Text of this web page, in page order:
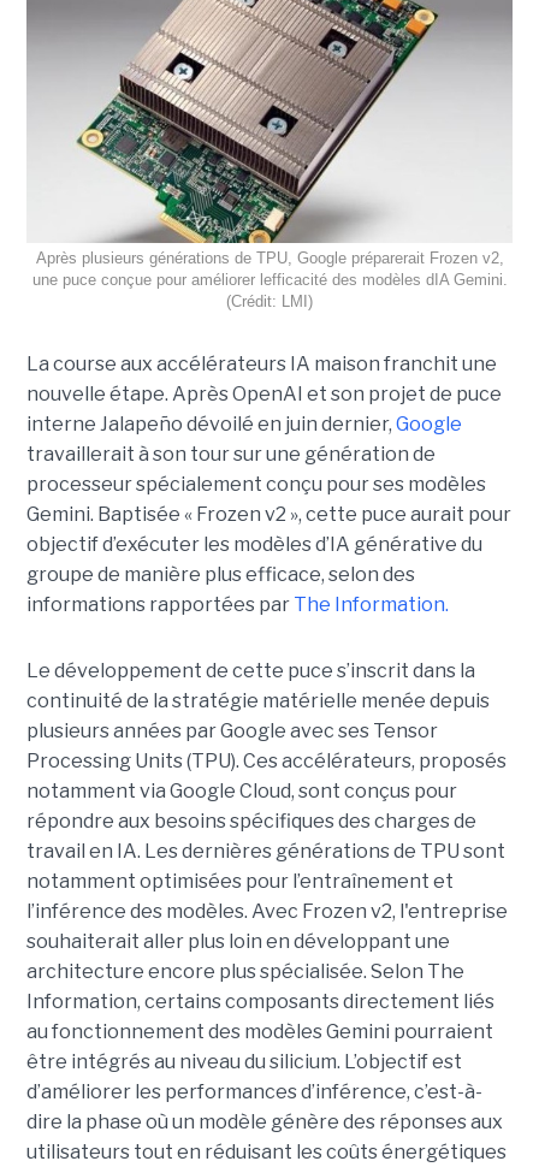
Après plusieurs générations de TPU, Google préparerait Frozen v2,
une puce conçue pour améliorer lefficacité des modèles dIA Gemini.
(Crédit: LMI)
La course aux accélérateurs IA maison franchit une
nouvelle étape. Après OpenAI et son projet de puce
interne Jalapeño dévoilé en juin dernier, Google
travaillerait à son tour sur une génération de
processeur spécialement conçu pour ses modèles
Gemini. Baptisée « Frozen v2 », cette puce aurait pour
objectif d’exécuter les modèles d’IA générative du
groupe de manière plus efficace, selon des
informations rapportées par The Information.
Le développement de cette puce s’inscrit dans la
continuité de la stratégie matérielle menée depuis
plusieurs années par Google avec ses Tensor
Processing Units (TPU). Ces accélérateurs, proposés
notamment via Google Cloud, sont conçus pour
répondre aux besoins spécifiques des charges de
travail en IA. Les dernières générations de TPU sont
notamment optimisées pour l’entraînement et
l’inférence des modèles. Avec Frozen v2, l'entreprise
souhaiterait aller plus loin en développant une
architecture encore plus spécialisée. Selon The
Information, certains composants directement liés
au fonctionnement des modèles Gemini pourraient
être intégrés au niveau du silicium. L’objectif est
d’améliorer les performances d’inférence, c’est-à-
dire la phase où un modèle génère des réponses aux
utilisateurs tout en réduisant les coûts énergétiques